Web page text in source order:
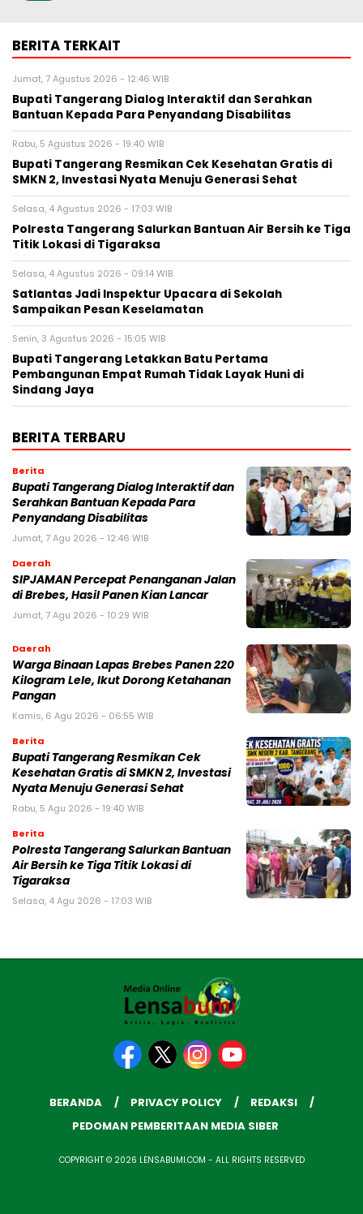
BERITA TERKAIT
Jumat, 7 Agustus 2026 - 12:46 WIB
Bupati Tangerang Dialog Interaktif dan Serahkan
Bantuan Kepada Para Penyandang Disabilitas
Rabu, 5 Agustus 2026 - 19:40 WIB
‎Bupati Tangerang Resmikan Cek Kesehatan Gratis di
SMKN 2, Investasi Nyata Menuju Generasi Sehat
Selasa, 4 Agustus 2026 - 17:03 WIB
Polresta Tangerang Salurkan Bantuan Air Bersih ke Tiga
Titik Lokasi di Tigaraksa
Selasa, 4 Agustus 2026 - 09:14 WIB
Satlantas Jadi Inspektur Upacara di Sekolah
Sampaikan Pesan Keselamatan
Senin, 3 Agustus 2026 - 15:05 WIB
Bupati Tangerang Letakkan Batu Pertama
Pembangunan Empat Rumah Tidak Layak Huni di
Sindang Jaya
BERITA TERBARU
Berita
Bupati Tangerang Dialog Interaktif dan
Serahkan Bantuan Kepada Para
Penyandang Disabilitas
Jumat, 7 Agu 2026 - 12:46 WIB
Daerah
SIPJAMAN Percepat Penanganan Jalan
di Brebes, Hasil Panen Kian Lancar
Jumat, 7 Agu 2026 - 10:29 WIB
Daerah
Warga Binaan Lapas Brebes Panen 220
Kilogram Lele, Ikut Dorong Ketahanan
Pangan
Kamis, 6 Agu 2026 - 06:55 WIB
Berita
‎Bupati Tangerang Resmikan Cek
Kesehatan Gratis di SMKN 2, Investasi
Nyata Menuju Generasi Sehat
Rabu, 5 Agu 2026 - 19:40 WIB
Berita
Polresta Tangerang Salurkan Bantuan
Air Bersih ke Tiga Titik Lokasi di
Tigaraksa
Selasa, 4 Agu 2026 - 17:03 WIB
BERANDA PRIVACY POLICY
REDAKSI
PEDOMAN PEMBERITAAN MEDIA SIBER
COPYRIGHT © 2026 LENSABUMI.COM - ALL RIGHTS RESERVED